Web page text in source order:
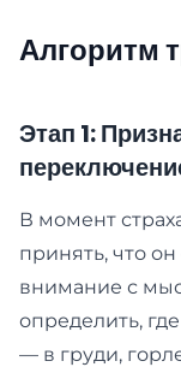
Алгоритм
Этап 1:
В момент
принять, что
внимание с
определить,
— в груди,